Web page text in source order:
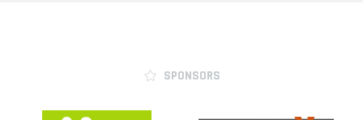
SPONSORS